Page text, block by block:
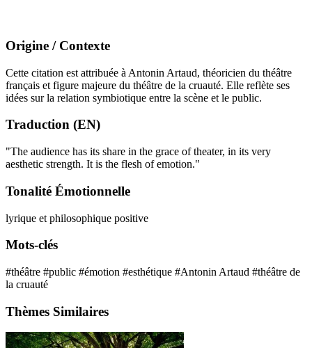
Origine / Contexte
Cette citation est attribuée à Antonin Artaud, théoricien du théâtre
français et figure majeure du théâtre de la cruauté. Elle reflète ses
idées sur la relation symbiotique entre la scène et le public.
Traduction (EN)
"The audience has its share in the grace of theater, in its very
aesthetic strength. It is the flesh of emotion."
Tonalité Émotionnelle
lyrique et philosophique positive
Mots-clés
#théâtre #public #émotion #esthétique #Antonin Artaud #théâtre de
la cruauté
Thèmes Similaires